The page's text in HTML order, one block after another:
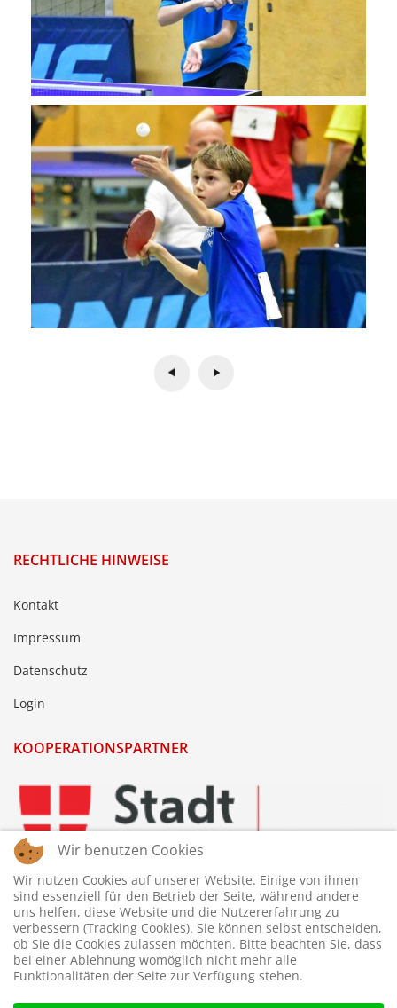
RECHTLICHE HINWEISE
Kontakt
Impressum
Datenschutz
Login
KOOPERATIONSPARTNER
Wir benutzen Cookies
Wir nutzen Cookies auf unserer Website. Einige von ihnen
sind essenziell für den Betrieb der Seite, während andere
uns helfen, diese Website und die Nutzererfahrung zu
verbessern (Tracking Cookies). Sie können selbst entscheiden,
ob Sie die Cookies zulassen möchten. Bitte beachten Sie, dass
bei einer Ablehnung womöglich nicht mehr alle
Funktionalitäten der Seite zur Verfügung stehen.